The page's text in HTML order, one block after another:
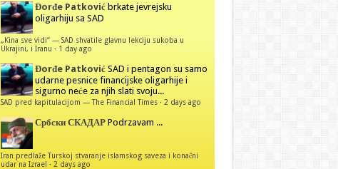
Đorđe Patković brkate jevrejsku
oligarhiju sa SAD
„Kina sve vidi“ — SAD shvatile glavnu lekciju sukoba u
Ukrajini, i Iranu · 1 day ago
Đorđe Patković SAD i pentagon su samo
udarne pesnice financijske oligarhije i
sigurno neće za njih slati svoju...
SAD pred kapitulacijom — The Financial Times· 2 days ago
Србски СКАДАР Podrzavam ...
Iran predlaže Turskoj stvaranje islamskog saveza i konačni
udar na Izrael · 2 days ago